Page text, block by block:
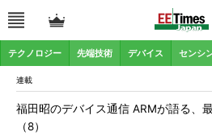
テクノロジー 先端技術 デバイス センシ
連載
福田昭のデバイス通信 ARMが語る、
（8）